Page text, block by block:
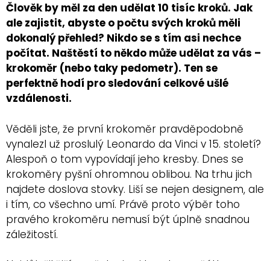
Člověk by měl za den udělat 10 tisíc kroků. Jak
ale zajistit, abyste o počtu svých kroků měli
dokonalý přehled? Nikdo se s tím asi nechce
počítat. Naštěstí to někdo může udělat za vás –
krokoměr (nebo taky pedometr). Ten se
perfektně hodí pro sledování celkové ušlé
vzdálenosti.
Věděli jste, že první krokoměr pravděpodobně
vynalezl už proslulý Leonardo da Vinci v 15. století?
Alespoň o tom vypovídají jeho kresby. Dnes se
krokoměry pyšní ohromnou oblibou. Na trhu jich
najdete doslova stovky. Liší se nejen designem, ale
i tím, co všechno umí. Právě proto výběr toho
pravého krokoměru nemusí být úplně snadnou
záležitostí.